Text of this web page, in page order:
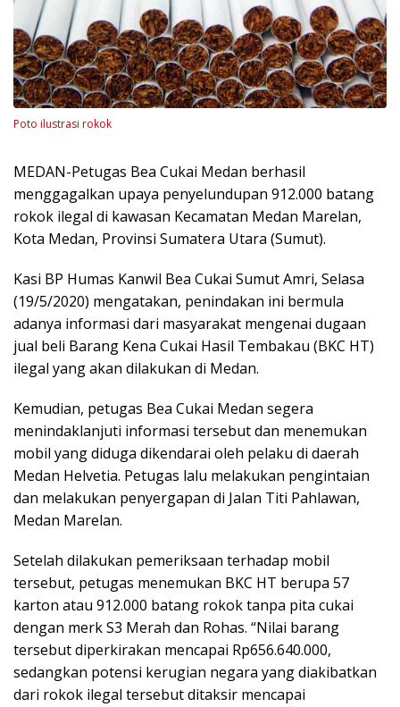
Poto ilustrasi rokok
MEDAN-Petugas Bea Cukai Medan berhasil
menggagalkan upaya penyelundupan 912.000 batang
rokok ilegal di kawasan Kecamatan Medan Marelan,
Kota Medan, Provinsi Sumatera Utara (Sumut).
Kasi BP Humas Kanwil Bea Cukai Sumut Amri, Selasa
(19/5/2020) mengatakan, penindakan ini bermula
adanya informasi dari masyarakat mengenai dugaan
jual beli Barang Kena Cukai Hasil Tembakau (BKC HT)
ilegal yang akan dilakukan di Medan.
Kemudian, petugas Bea Cukai Medan segera
menindaklanjuti informasi tersebut dan menemukan
mobil yang diduga dikendarai oleh pelaku di daerah
Medan Helvetia. Petugas lalu melakukan pengintaian
dan melakukan penyergapan di Jalan Titi Pahlawan,
Medan Marelan.
Setelah dilakukan pemeriksaan terhadap mobil
tersebut, petugas menemukan BKC HT berupa 57
karton atau 912.000 batang rokok tanpa pita cukai
dengan merk S3 Merah dan Rohas. “Nilai barang
tersebut diperkirakan mencapai Rp656.640.000,
sedangkan potensi kerugian negara yang diakibatkan
dari rokok ilegal tersebut ditaksir mencapai